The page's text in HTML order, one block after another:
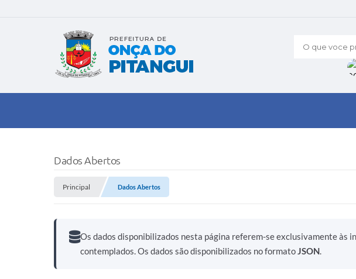
O que voce
Dados Abertos
Principal Dados Abertos
Os dados disponibilizados nesta página referem-se exclusivamente
contemplados. Os dados são disponibilizados no formatoJSON.